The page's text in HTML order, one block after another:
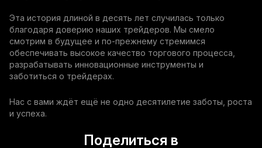
Эта история длиной в десять лет случилась только
благодаря доверию наших трейдеров. Мы смело
смотрим в будущее и по-прежнему стремимся
обеспечивать высокое качество торгового процесса,
разрабатывать инновационные инструменты и
заботиться о трейдерах.
Нас с вами ждёт ещё не одно десятилетие заботы, роста
и успеха.
Поделиться в